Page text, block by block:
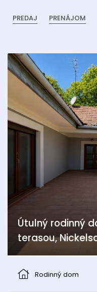
PREDAJ PRENÁJOM
Útulný rodinný
terasou,
Rodinný dom